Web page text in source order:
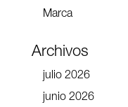
Marca
Archivos
julio 2026
junio 2026